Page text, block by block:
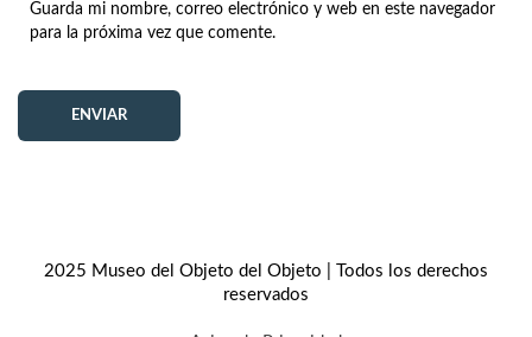
Guarda mi nombre, correo electrónico y web en este navegador
para la próxima vez que comente.
2025 Museo del Objeto del Objeto | Todos los derechos
reservados